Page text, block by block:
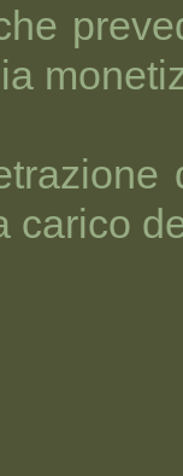
carico